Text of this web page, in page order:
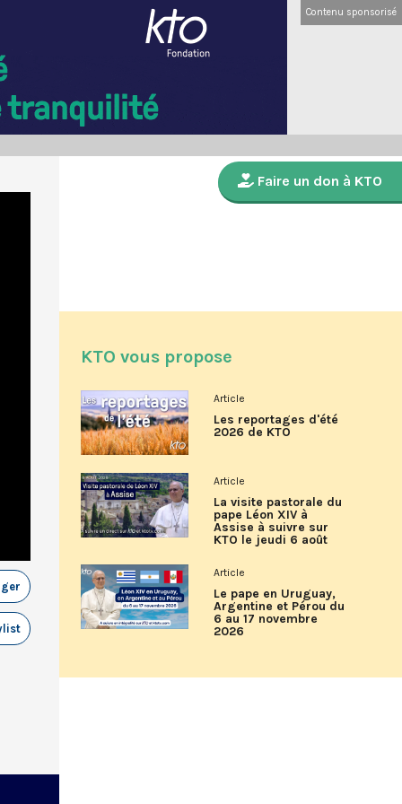
Contenu sponsorisé
Faire un don à KTO
KTO vous propose
Article
Les reportages d'été
2026 de KTO
Article
La visite pastorale du
pape Léon XIV à
Assise à suivre sur
KTO le jeudi 6 août
Article
Le pape en Uruguay,
Argentine et Pérou du
6 au 17 novembre
2026